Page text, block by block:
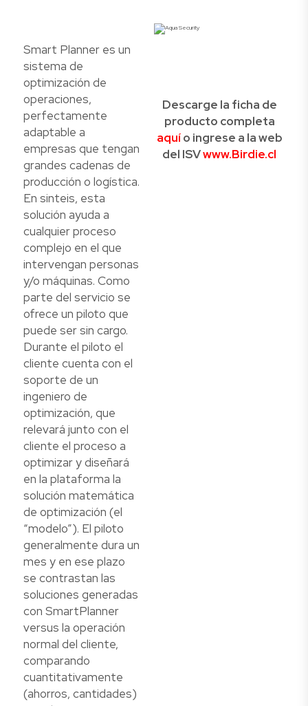
Smart Planner es un
sistema de
optimización de
operaciones,
perfectamente
adaptable a
empresas que tengan
grandes cadenas de
producción o logística.
En sinteis, esta
solución ayuda a
cualquier proceso
complejo en el que
intervengan personas
y/o máquinas. Como
parte del servicio se
ofrece un piloto que
puede ser sin cargo.
Durante el piloto el
cliente cuenta con el
soporte de un
ingeniero de
optimización, que
relevará junto con el
cliente el proceso a
optimizar y diseñará
en la plataforma la
solución matemática
de optimización (el
“modelo”). El piloto
generalmente dura un
mes y en ese plazo
se contrastan las
soluciones generadas
con SmartPlanner
versus la operación
normal del cliente,
comparando
cuantitativamente
(ahorros, cantidades)
Descarge la ficha de
producto completa
aquío ingrese a la web
del ISVwww.Birdie.cl